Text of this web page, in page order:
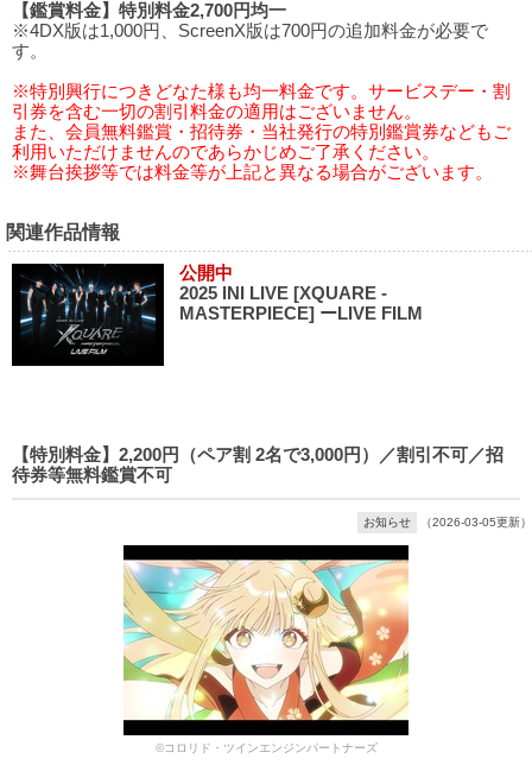
【鑑賞料金】特別料金2,700円均一
※4DX版は1,000円、ScreenX版は700円の追加料金が必要で
す。
※特別興行につきどなた様も均一料金です。サービスデー・割
引券を含む一切の割引料金の適用はございません。
また、会員無料鑑賞・招待券・当社発行の特別鑑賞券などもご
利用いただけませんのであらかじめご了承ください。
※舞台挨拶等では料金等が上記と異なる場合がございます。
関連作品情報
公開中
2025 INI LIVE [XQUARE -
MASTERPIECE] ーLIVE FILM
【特別料金】2,200円（ペア割 2名で3,000円）／割引不可／招
待券等無料鑑賞不可
お知らせ （2026-03-05更新）
©コロリド・ツインエンジンパートナーズ